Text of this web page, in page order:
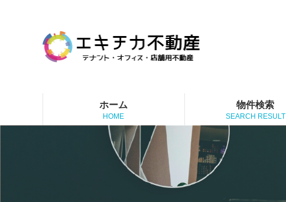
ホーム
HOME
物件検索
SEARCH RESULT